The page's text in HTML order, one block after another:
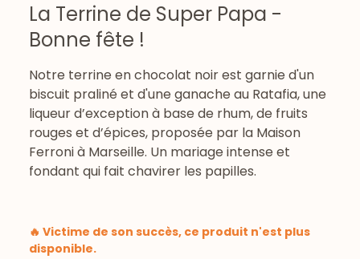
La Terrine de Super Papa -
Bonne fête !
Notre terrine en chocolat noir est garnie d'un
biscuit praliné et d'une ganache au Ratafia, une
liqueur d’exception à base de rhum, de fruits
rouges et d’épices, proposée par la Maison
Ferroni à Marseille. Un mariage intense et
fondant qui fait chavirer les papilles.
🔥 Victime de son succès, ce produit n'est plus
disponible.